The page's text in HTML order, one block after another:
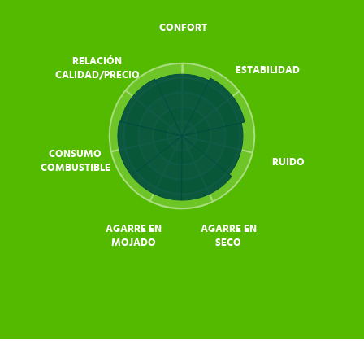
CONFORT
ESTABILIDAD
RUIDO
AGARRE EN
SECO
AGARRE EN
MOJADO
CONSUMO
COMBUSTIBLE
RELACIÓN
CALIDAD/PRECIO